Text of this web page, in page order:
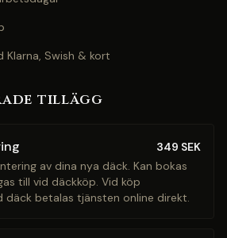
Klarna, Swish & kort
tillägg
349 SEK
av dina nya däck. Kan bokas
till vid däckköp. Vid köp
däck betalas tjänsten online direkt.